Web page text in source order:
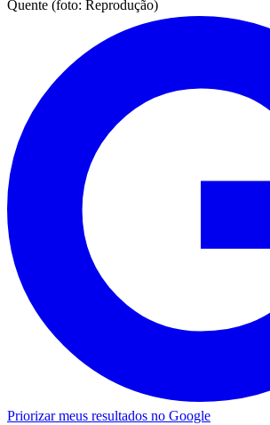
Quente (foto: Reprodução)
Priorizar meus resultados no Google